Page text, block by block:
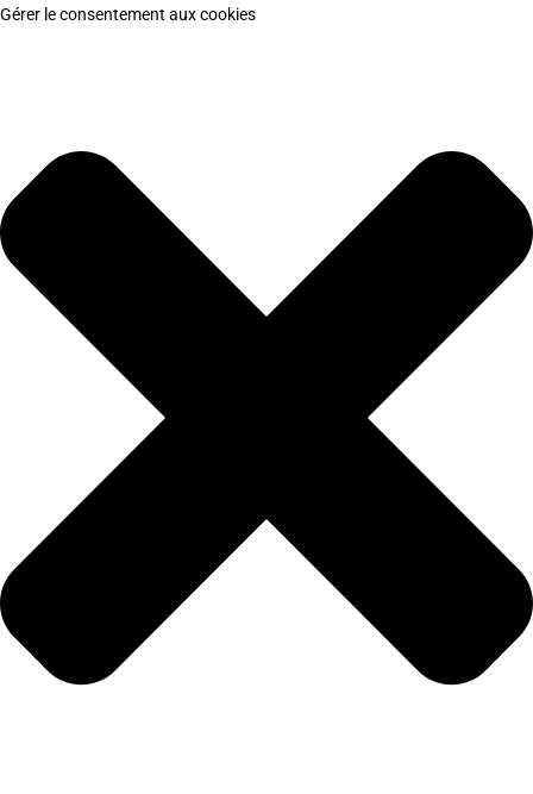
Gérer le consentement aux cookies